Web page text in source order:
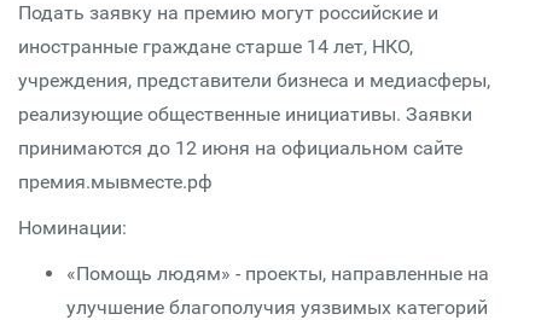
Подать заявку на премию могут российские и
иностранные граждане старше 14 лет, НКО,
учреждения, представители бизнеса и медиасферы,
реализующие общественные инициативы. Заявки
принимаются до 12 июня на официальном сайте
премия.мывместе.рф
Номинации:
«Помощь людям» - проекты, направленные на
улучшение благополучия уязвимых категорий